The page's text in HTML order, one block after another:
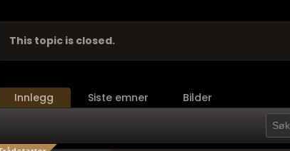
This topic is closed.
Innlegg Siste emner
Bilder